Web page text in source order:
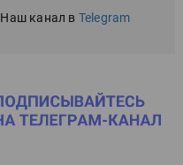
Наш канал в Telegram